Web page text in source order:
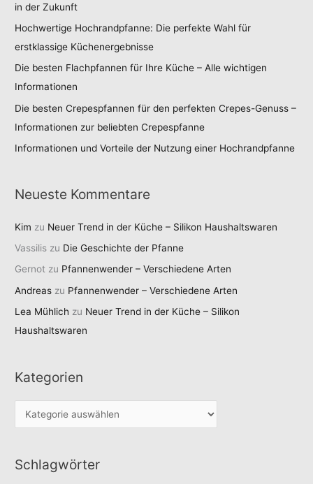
in der Zukunft
Hochwertige Hochrandpfanne: Die perfekte Wahl für
erstklassige Küchenergebnisse
Die besten Flachpfannen für Ihre Küche – Alle wichtigen
Informationen
Die besten Crepespfannen für den perfekten Crepes-Genuss –
Informationen zur beliebten Crepespfanne
Informationen und Vorteile der Nutzung einer Hochrandpfanne
Neueste Kommentare
Kim zu Neuer Trend in der Küche – Silikon Haushaltswaren
Vassilis zu Die Geschichte der Pfanne
Gernot zu Pfannenwender – Verschiedene Arten
Andreas zu Pfannenwender – Verschiedene Arten
Lea Mühlich zu Neuer Trend in der Küche – Silikon
Haushaltswaren
Kategorien
a
e
Schlagwörter